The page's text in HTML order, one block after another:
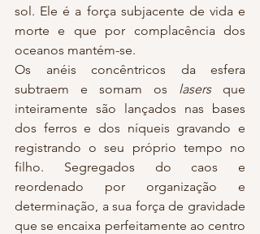
sol. Ele é a força subjacente de vida e
morte e que por complacência dos
oceanos mantém-se.
Os anéis concêntricos da esfera
subtraem e somam os lasers que
inteiramente são lançados nas bases
dos ferros e dos níqueis gravando e
registrando o seu próprio tempo no
filho. Segregados do caos e
reordenado por organização e
determinação, a sua força de gravidade
que se encaixa perfeitamente ao centro